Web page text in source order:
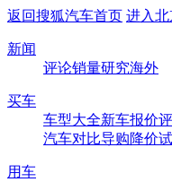
返回搜狐汽车首页 进入
新闻
评论销量研究海外
买车
车型大全新车报价
汽车对比导购降价
用车